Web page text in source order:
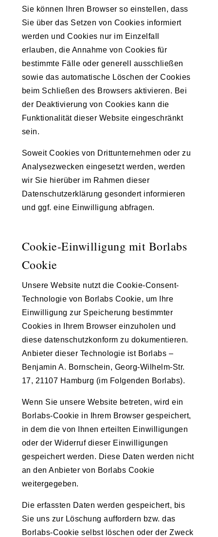
Sie können Ihren Browser so einstellen, dass
Sie über das Setzen von Cookies informiert
werden und Cookies nur im Einzelfall
erlauben, die Annahme von Cookies für
bestimmte Fälle oder generell ausschließen
sowie das automatische Löschen der Cookies
beim Schließen des Browsers aktivieren. Bei
der Deaktivierung von Cookies kann die
Funktionalität dieser Website eingeschränkt
sein.
Soweit Cookies von Drittunternehmen oder zu
Analysezwecken eingesetzt werden, werden
wir Sie hierüber im Rahmen dieser
Datenschutzerklärung gesondert informieren
und ggf. eine Einwilligung abfragen.
Cookie-Einwilligung mit Borlabs
Cookie
Unsere Website nutzt die Cookie-Consent-
Technologie von Borlabs Cookie, um Ihre
Einwilligung zur Speicherung bestimmter
Cookies in Ihrem Browser einzuholen und
diese datenschutzkonform zu dokumentieren.
Anbieter dieser Technologie ist Borlabs –
Benjamin A. Bornschein, Georg-Wilhelm-Str.
17, 21107 Hamburg (im Folgenden Borlabs).
Wenn Sie unsere Website betreten, wird ein
Borlabs-Cookie in Ihrem Browser gespeichert,
in dem die von Ihnen erteilten Einwilligungen
oder der Widerruf dieser Einwilligungen
gespeichert werden. Diese Daten werden nicht
an den Anbieter von Borlabs Cookie
weitergegeben.
Die erfassten Daten werden gespeichert, bis
Sie uns zur Löschung auffordern bzw. das
Borlabs-Cookie selbst löschen oder der Zweck